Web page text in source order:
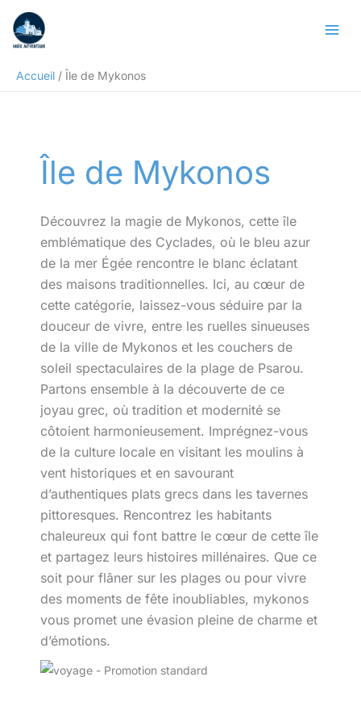
contenu
Accueil
Île de Mykonos
Île de Mykonos
Découvrez la magie de Mykonos, cette île
emblématique des Cyclades, où le bleu azur
de la mer Égée rencontre le blanc éclatant
des maisons traditionnelles. Ici, au cœur de
cette catégorie, laissez-vous séduire par la
douceur de vivre, entre les ruelles sinueuses
de la ville de Mykonos et les couchers de
soleil spectaculaires de la plage de Psarou.
Partons ensemble à la découverte de ce
joyau grec, où tradition et modernité se
côtoient harmonieusement. Imprégnez-vous
de la culture locale en visitant les moulins à
vent historiques et en savourant
d’authentiques plats grecs dans les tavernes
pittoresques. Rencontrez les habitants
chaleureux qui font battre le cœur de cette île
et partagez leurs histoires millénaires. Que ce
soit pour flâner sur les plages ou pour vivre
des moments de fête inoubliables, mykonos
vous promet une évasion pleine de charme et
d’émotions.
Rechercher